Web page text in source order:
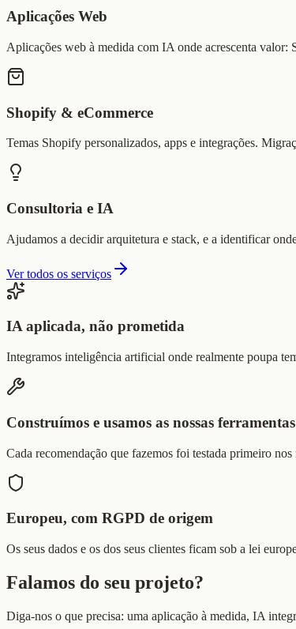
Aplicações Web
Aplicações web à medida com IA onde acrescenta valor:
Shopify & eCommerce
Temas Shopify personalizados, apps e integrações.
Consultoria e IA
Ajudamos a decidir arquitetura e stack, e a identificar
Ver todos os serviços
IA aplicada, não prometida
Integramos inteligência artificial onde realmente poupa
Construímos e usamos as nossas ferramentas
Cada recomendação que fazemos foi testada primeiro
Europeu, com RGPD de origem
Os seus dados e os dos seus clientes ficam sob a lei
Falamos do seu projeto?
Diga-nos o que precisa: uma aplicação à medida, IA